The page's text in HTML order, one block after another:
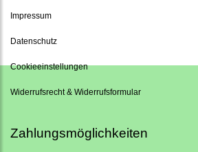
Impressum
Datenschutz
Cookieeinstellungen
Widerrufsrecht & Widerrufsformular
Zahlungsmöglichkeiten